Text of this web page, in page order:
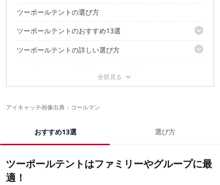
メリットやデメリットは？
ツーポールテントの選び方
ツーポールテントのおすすめ13選
【ソロ〜2人向き】小型ツーポールテント4選
ツーポールテントの詳しい選び方
②テントの素材は重視するポイントで選ぼう
⑤付属品やオプションパーツの豊富さで選ぼう
アイキャッチ画像出典： コールマン
おすすめ13選 選び方
ツーポールテントはファミリーやグループに最
適！